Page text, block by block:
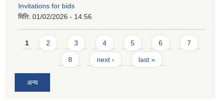
Invitations for bids
मिति: 01/02/2026 - 14:56
Pages
1 2 3 4 5 6 7
8 next › last »
अन्य